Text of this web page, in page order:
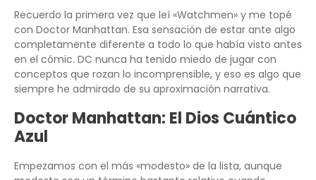
Recuerdo la primera vez que leí «Watchmen» y me topé
con Doctor Manhattan. Esa sensación de estar ante algo
completamente diferente a todo lo que había visto antes
en el cómic. DC nunca ha tenido miedo de jugar con
conceptos que rozan lo incomprensible, y eso es algo que
siempre he admirado de su aproximación narrativa.
Doctor Manhattan: El Dios Cuántico
Azul
Empezamos con el más «modesto» de la lista, aunque